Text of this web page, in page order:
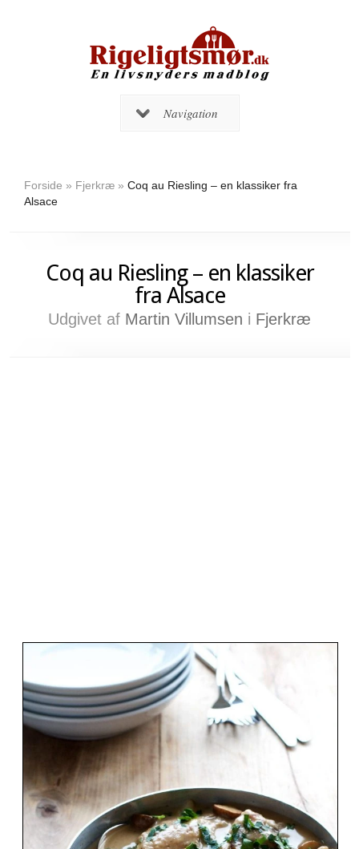
Navigation
Forside » Fjerkræ » Coq au Riesling – en klassiker fra
Alsace
Coq au Riesling – en klassiker
fra Alsace
Udgivet af Martin Villumsen i Fjerkræ